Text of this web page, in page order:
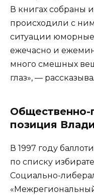
В книгах собраны
происходили с
ситуации
ежечасно и
много смешных
глаз», —
Общественно-
позиция
В 1997 году
по списку
Социально-